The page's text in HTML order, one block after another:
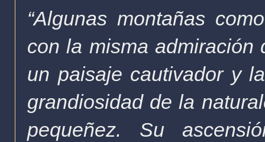
“Algunas montañas
con la misma
un paisaje cautivador y
grandiosidad de la
pequeñez. Su